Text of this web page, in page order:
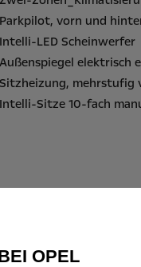
vorn und
LED Scheinwerfer
elektrisch
mehrstufig
Sitze 10-fach
OPEL